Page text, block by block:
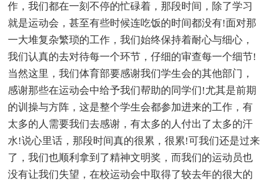
作，我们都在一刻不停的忙碌着，那段时间，除了学习
就是运动会，甚至有些时候连吃饭的时间都没有!面对那
一大堆复杂繁琐的工作，我们始终保持着耐心与细心，
我们认真的去对待每一个环节，仔细的审查每一个细节!
当然这里，我们体育部要感谢我们学生会的其他部门，
感谢那些在运动会中给予我们帮助的同学们!尤其是前期
的训操与方阵，这是整个学生会都参加进来的工作，有
太多的人需要我们去感谢，有太多的人付出了太多的汗
水!说心里话，那段时间真的很累，很累!可我们还是过来
了，我们也顺利拿到了精神文明奖，而我们的运动员也
没有让我们失望，在校运动会中取得了较去年的很大的